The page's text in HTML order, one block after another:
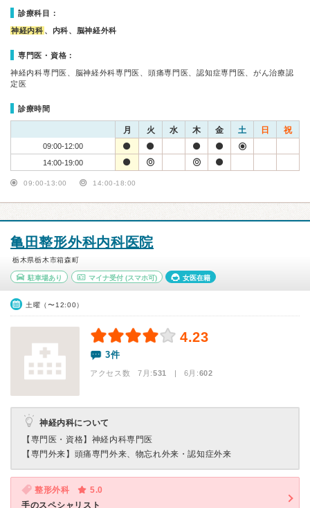
診療科目：
神経内科 、内科、脳神経外科
専門医・資格：
神経内科専門医、脳神経外科専門医、頭痛専門医、認知症専門医、がん治療認
定医
診療時間
月 火 水 木 金 土 日 祝
09:00-12:00
14:00-19:00
09:00-13:00 14:00-18:00
亀田整形外科内科医院
栃木県栃木市箱森町
駐車場あり マイナ受付(スマホ可) 女医在籍
土曜（〜12:00）
4.23
3件
アクセス数 7月:531 | 6月:602
神経内科について
【専門医・資格】 神経内科専門医
【専門外来】 頭痛専門外来、物忘れ外来・認知症外来
整形外科
5.0
手のスペシャリスト